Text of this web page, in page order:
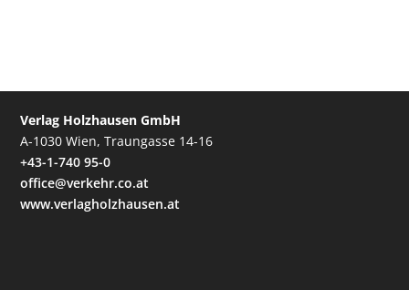
Verlag Holzhausen GmbH
A-1030 Wien, Traungasse 14-16
+43-1-740 95-0
office@verkehr.co.at
www.verlagholzhausen.at